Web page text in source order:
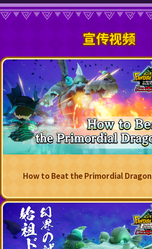
宣传视频
How to Beat the Primordial Dragon